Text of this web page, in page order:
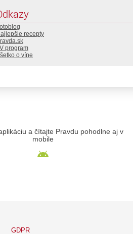
recepty
program
o víne
a čítajte Pravdu pohodlne aj v
mobile
GDPR